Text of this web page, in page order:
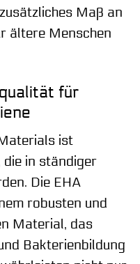
Maß an
ältere Menschen
für
ist
die in ständiger
Die EHA
robusten und
Material, das
Bakterienbildung